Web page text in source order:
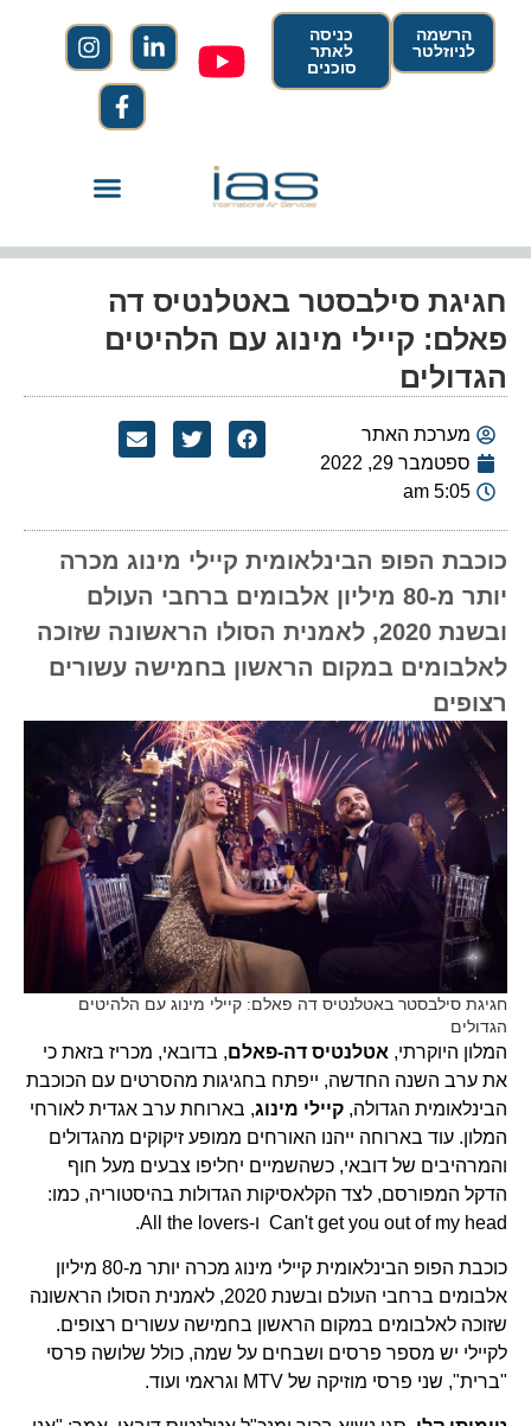
הרשמה
לניוזלטר
כניסה
לאתר
סוכנים
חגיגת סילבסטר באטלנטיס דה
פאלם: קיילי מינוג עם הלהיטים
הגדולים
מערכת האתר
ספטמבר 29, 2022
5:05 am
כוכבת הפופ הבינלאומית קיילי מינוג מכרה
יותר מ-80 מיליון אלבומים ברחבי העולם
ובשנת 2020, לאמנית הסולו הראשונה שזוכה
לאלבומים במקום הראשון בחמישה עשורים
רצופים
חגיגת סילבסטר באטלנטיס דה פאלם: קיילי מינוג עם הלהיטים
הגדולים
המלון היוקרתי, אטלנטיס דה-פאלם, בדובאי, מכריז בזאת כי
את ערב השנה החדשה, ייפתח בחגיגות מהסרטים עם הכוכבת
הבינלאומית הגדולה, קיילי מינוג, בארוחת ערב אגדית לאורחי
המלון. עוד בארוחה ייהנו האורחים ממופע זיקוקים מהגדולים
והמרהיבים של דובאי, כשהשמיים יחליפו צבעים מעל חוף
הדקל המפורסם, לצד הקלאסיקות הגדולות בהיסטוריה, כמו:
Can't get you out of my head ו-All the lovers.
כוכבת הפופ הבינלאומית קיילי מינוג מכרה יותר מ-80 מיליון
אלבומים ברחבי העולם ובשנת 2020, לאמנית הסולו הראשונה
שזוכה לאלבומים במקום הראשון בחמישה עשורים רצופים.
לקיילי יש מספר פרסים ושבחים על שמה, כולל שלושה פרסי
"ברית", שני פרסי מוזיקה של MTV וגראמי ועוד.